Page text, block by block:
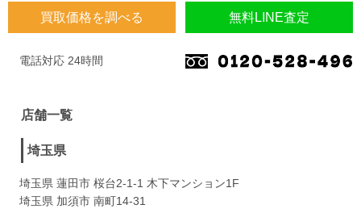
買取価格を調べる 無料LINE査定
電話対応 24時間
店舗一覧
埼玉県
埼玉県 蓮田市 桜台2-1-1 木下マンション1F
埼玉県 加須市 南町14-31